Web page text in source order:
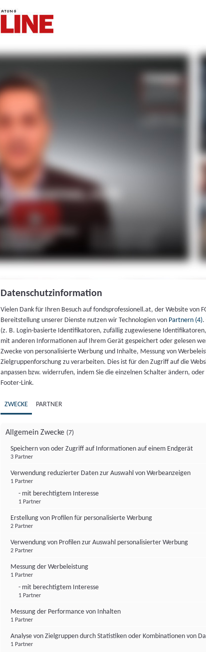
Datenschutzinformation
Vielen Dank für Ihren Besuch auf fondsprofessionell.at, der Website von
Bereitstellung unserer Dienste nutzen wir Technologien von Partnern (4).
(z. B. Login-basierte Identifikatoren, zufällig zugewiesene
mit anderen Informationen auf Ihrem Gerät gespeichert oder gelesen
Zwecke von personalisierte Werbung und Inhalte, Messung von
Zielgruppenforschung zu verarbeiten. Dies ist für den Zugriff auf die
anpassen bzw. widerrufen, indem Sie die einzelnen Schalter ändern,
Footer-Link.
ZWECKE PARTNER
Allgemein Zwecke (7)
Speichern von oder Zugriff auf Informationen auf einem Endgerät
3 Partner
Verwendung reduzierter Daten zur Auswahl von Werbeanzeigen
1 Partner
- mit berechtigtem Interesse
1 Partner
Erstellung von Profilen für personalisierte Werbung
2 Partner
Verwendung von Profilen zur Auswahl personalisierter Werbung
2 Partner
Messung der Werbeleistung
1 Partner
- mit berechtigtem Interesse
1 Partner
Messung der Performance von Inhalten
1 Partner
Analyse von Zielgruppen durch Statistiken oder Kombinationen von
1 Partner